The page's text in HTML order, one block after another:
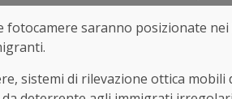
fotocamere saranno posizionate
sistemi di rilevazione ottica